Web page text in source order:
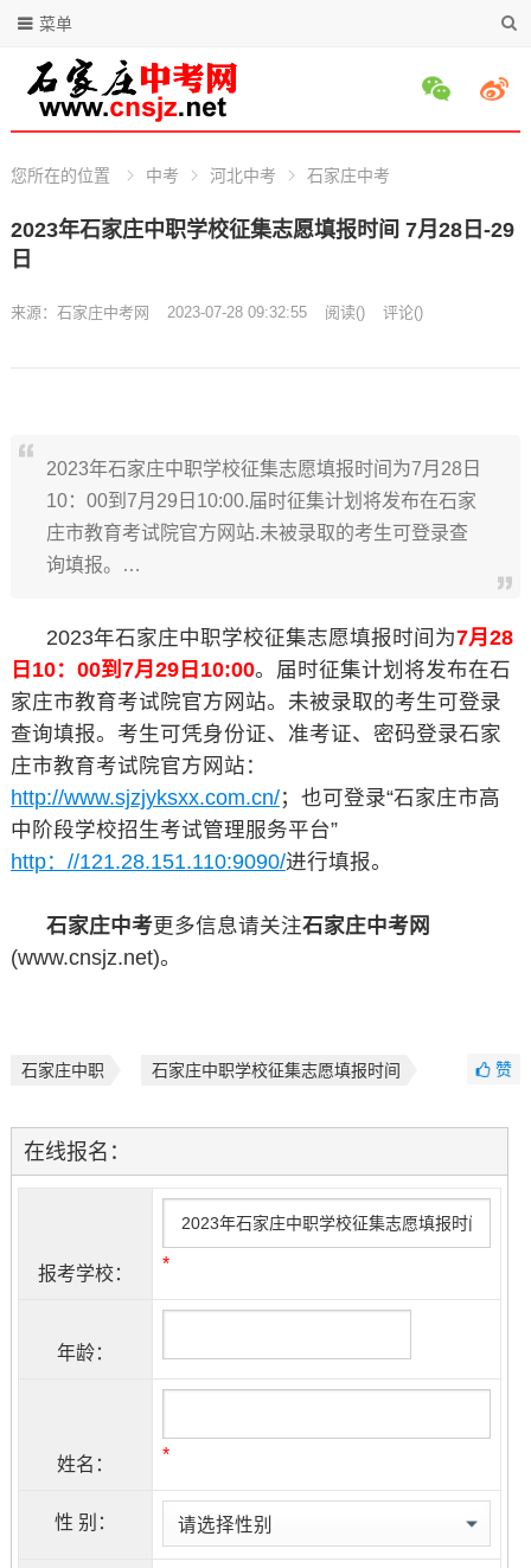
菜单
您所在的位置 中考 河北中考 石家庄中考
2023年石家庄中职学校征集志愿填报时间 7月28日-29
日
来源： 石家庄中考网 2023-07-28 09:32:55 阅读() 评论()
2023年石家庄中职学校征集志愿填报时间为7月28日
10：00到7月29日10:00.届时征集计划将发布在石家
庄市教育考试院官方网站.未被录取的考生可登录查
询填报。…
2023年石家庄中职学校征集志愿填报时间为7月28
日10：00到7月29日10:00。届时征集计划将发布在石
家庄市教育考试院官方网站。未被录取的考生可登录
查询填报。考生可凭身份证、准考证、密码登录石家
庄市教育考试院官方网站：
http://www.sjzjyksxx.com.cn/；也可登录“石家庄市高
中阶段学校招生考试管理服务平台”
http：//121.28.151.110:9090/进行填报。
石家庄中考更多信息请关注石家庄中考网
(www.cnsjz.net)。
石家庄中职 石家庄中职学校征集志愿填报时间 赞
在线报名：
报考学校： *
年龄：
姓名： *
性 别：